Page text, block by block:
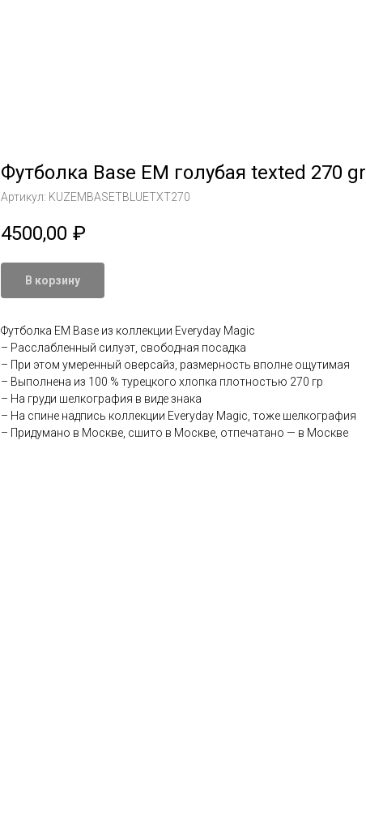
Футболка Base EM голубая texted 270 gr
Артикул: KUZEMBASETBLUETXT270
4500,00 ₽
В корзину
Футболка EM Base из коллекции Everyday Magic
– Расслабленный силуэт, свободная посадка
– При этом умеренный оверсайз, размерность вполне ощутимая
– Выполнена из 100 % турецкого хлопка плотностью 270 гр
– На груди шелкография в виде знака
– На спине надпись коллекции Everyday Magic, тоже шелкография
– Придумано в Москве, сшито в Москве, отпечатано — в Москве